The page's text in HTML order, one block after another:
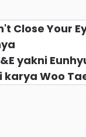
Close Your
yakni
Woo